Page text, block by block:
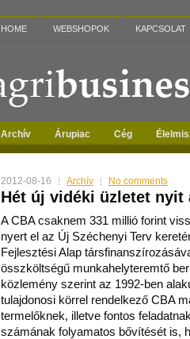
HOME WEBSHOPOK KAPCSOLAT
Archív Árupiac Cég
2012-08-16 Archív No comments
Hét új vidéki üzletet nyit
A CBA csaknem 331 millió forint
nyert el az Új Széchenyi Terv
Fejlesztési Alap
összköltségű munkahelyteremtő
közlemény szerint az 1992-ben
tulajdonosi körrel rendelkező CBA
termelőknek, illetve fontos
számának folyamatos bővítését is,